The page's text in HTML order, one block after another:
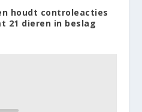
houdt controleacties
21 dieren in beslag